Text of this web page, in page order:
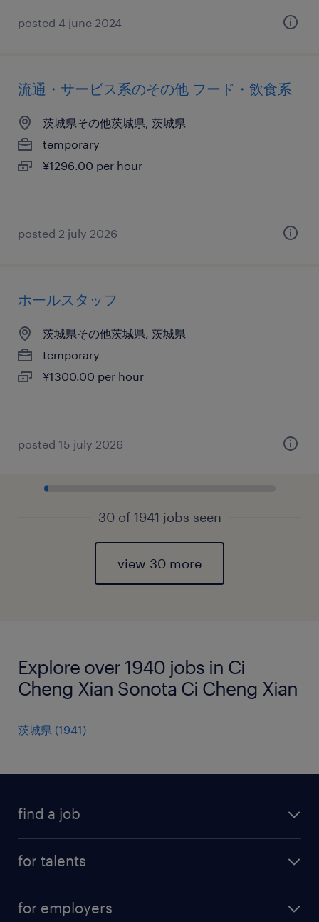
posted 4 june 2024
流通・サービス系のその他 フード・飲食系
茨城県その他茨城県, 茨城県
temporary
¥1296.00 per hour
posted 2 july 2026
ホールスタッフ
茨城県その他茨城県, 茨城県
temporary
¥1300.00 per hour
posted 15 july 2026
30 of 1941 jobs seen
view 30 more
Explore over 1940 jobs in Ci
Cheng Xian Sonota Ci Cheng Xian
茨城県 (1941)
find a job
for talents
for employers